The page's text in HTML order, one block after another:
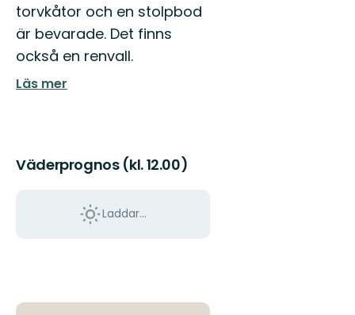
torvkåtor och en stolpbod
är bevarade. Det finns
också en renvall.
Läs mer
Väderprognos (kl. 12.00)
Laddar...